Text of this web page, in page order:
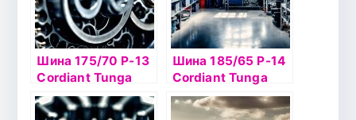
Шина 175/70 Р-13
Cordiant Tunga
Nordway2 82Q
шип
Шина 185/65 Р-14
Cordiant Tunga
Nordway2 86Q
шип